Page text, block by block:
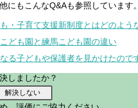
にもこんなQ&Aも参照しています。
・子育て支援新制度とはどのよう
ども園と練馬こども園の違い
る子どもや保護者を見かけたので
しましたか？